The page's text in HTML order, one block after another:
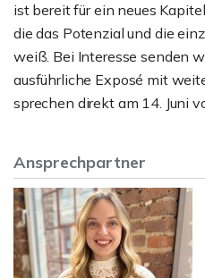
ist bereit für ein neues
die das Potenzial und die
weiß. Bei Interesse senden
ausführliche Exposé mit
sprechen direkt am 14. Juni
Ansprechpartner